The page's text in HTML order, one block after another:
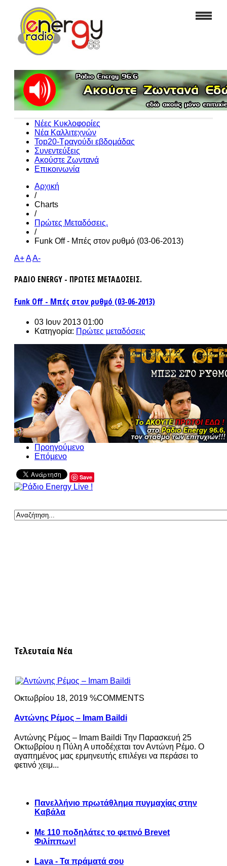
Νέες Κυκλοφορίες
Νέα Καλλιτεχνών
Top20-Τραγούδι εβδομάδας
Συνεντεύξεις
Ακούστε Ζωντανά
Επικοινωνία
Αρχική
/
Charts
/
Πρώτες Μεταδόσεις.
/
Funk Off - Μπές στον ρυθμό (03-06-2013)
A+AA-
ΡΑΔΙΟ ENERGY - ΠΡΩΤΕΣ ΜΕΤΑΔΟΣΕΙΣ.
Funk Off - Μπές στον ρυθμό (03-06-2013)
03 Ιουν 2013 01:00
Κατηγορία: Πρώτες μεταδόσεις
Προηγούμενο
Επόμενο
Save
Τελευταία Νέα
Οκτωβρίου 18, 2019 %COMMENTS
Αντώνης Ρέμος – Imam Baildi
Αντώνης Ρέμος – Imam Baildi Την Παρασκευή 25
Οκτωβρίου η Πύλη Α υποδέχεται τον Αντώνη Ρέμο. Ο
αγαπημένος μας ερμηνευτής επιλέγει να περάσει το
φετινό χειμ...
Πανελλήνιο πρωτάθλημα πυγμαχίας στην
Καβάλα
Με 110 ποδηλάτες το φετινό Brevet
Φιλίππων!
Lava - Τα πράματά σου